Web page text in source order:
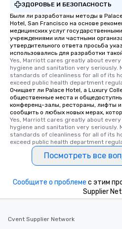
ЗДОРОВЬЕ И БЕЗОПАСНОСТЬ
Были ли разработаны методы в
Hotel, San Francisco на основе
медицинских услуг
учреждениями или частными
утвердительного ответа просьба
использовались для разработки
Yes, Marriott cares greatly about
hygiene and sanitation very
standards of cleanliness for all of its
exceed public health department
Очищает ли Palace Hotel, a Luxury
общественные места и
конференц-залы, рестораны, лифты и
сообщить о любых новых мерах,
Yes, Marriott cares greatly about
hygiene and sanitation very
standards of cleanliness for all of its
exceed public health department
Посмотреть все
Сообщите о проблеме с этим
Supplier
Cvent Supplier Network